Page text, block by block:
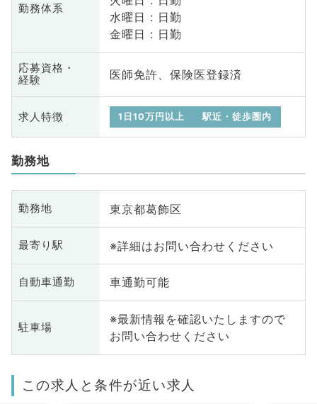
勤務体系
水曜日 : 日勤
金曜日 : 日勤
応募資格・
経験
医師免許、保険医登録済
求人特徴 1日10万円以上 駅近・徒歩圏内
勤務地
勤務地 東京都葛飾区
最寄り駅 ※詳細はお問い合わせください
自動車通勤 車通勤可能
駐車場
※最新情報を確認いたしますので
お問い合わせください
この求人と条件が近い求人